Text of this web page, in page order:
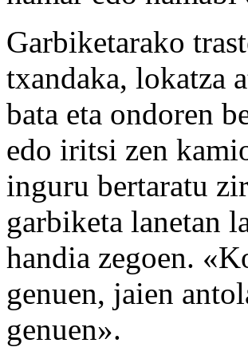
Garbiketarako
txandaka, lokatza
bata eta ondoren
edo iritsi zen
inguru bertaratu
garbiketa lanetan
handia zegoen.
genuen, jaien
genuen».